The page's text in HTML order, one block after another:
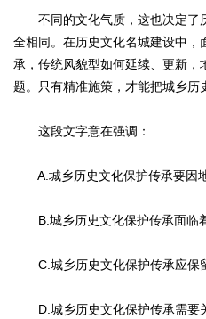
不同的文化气质，这也决定了
全相同。在历史文化名城建设中
承，传统风貌型如何延续、更新，
题。只有精准施策，才能把城乡历
这段文字意在强调：
A.城乡历史文化保护传承要因
B.城乡历史文化保护传承面临
C.城乡历史文化保护传承应保
D.城乡历史文化保护传承需要